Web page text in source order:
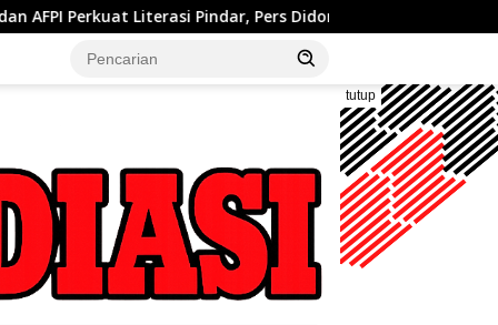
Pindar, Pers Didorong Jadi Garda Terdepan Edukasi Publik
tutup